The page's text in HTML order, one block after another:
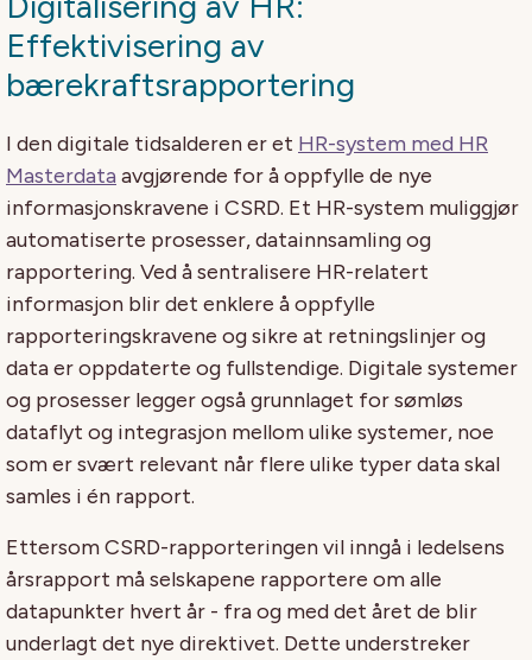
Effektivisering av
bærekraftsrapportering
I den digitale tidsalderen er et HR-system med HR
Masterdata avgjørende for å oppfylle de nye
informasjonskravene i CSRD. Et HR-system muliggjør
automatiserte prosesser, datainnsamling og
rapportering. Ved å sentralisere HR-relatert
informasjon blir det enklere å oppfylle
rapporteringskravene og sikre at retningslinjer og
data er oppdaterte og fullstendige. Digitale systemer
og prosesser legger også grunnlaget for sømløs
dataflyt og integrasjon mellom ulike systemer, noe
som er svært relevant når flere ulike typer data skal
samles i én rapport.
Ettersom CSRD-rapporteringen vil inngå i ledelsens
årsrapport må selskapene rapportere om alle
datapunkter hvert år - fra og med det året de blir
underlagt det nye direktivet. Dette understreker